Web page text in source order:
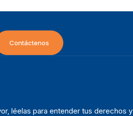
Contáctenos
léelas para entender tus derechos y